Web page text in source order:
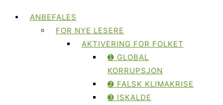
ANBEFALES
FOR NYE LESERE
AKTIVERING FOR FOLKET
➊ GLOBAL
KORRUPSJON
➋ FALSK KLIMAKRISE
➌ ISKALDE